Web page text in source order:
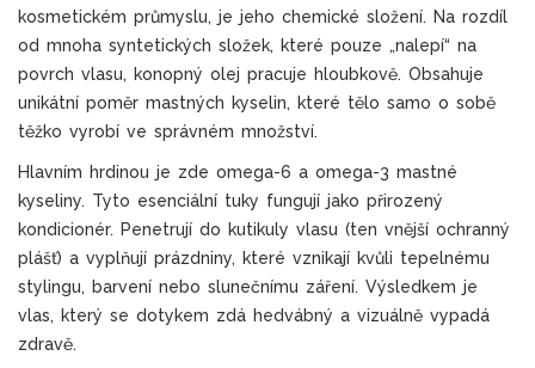
kosmetickém průmyslu, je jeho chemické složení. Na rozdíl
od mnoha syntetických složek, které pouze „nalepí“ na
povrch vlasu, konopný olej pracuje hloubkově. Obsahuje
unikátní poměr mastných kyselin, které tělo samo o sobě
těžko vyrobí ve správném množství.
Hlavním hrdinou je zde omega-6 a omega-3 mastné
kyseliny. Tyto esenciální tuky fungují jako přirozený
kondicionér. Penetrují do kutikuly vlasu (ten vnější ochranný
plášť) a vyplňují prázdniny, které vznikají kvůli tepelnému
stylingu, barvení nebo slunečnímu záření. Výsledkem je
vlas, který se dotykem zdá hedvábný a vizuálně vypadá
zdravě.